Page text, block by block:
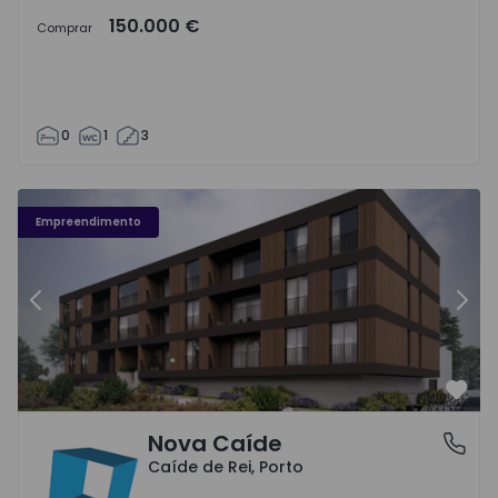
Comprar 150.000 €
0 1 3
Empreendimento
Nova Caíde - 1
Anterior
Caíde de Rei, PortoNova Caíde
Caíde de Rei, Porto